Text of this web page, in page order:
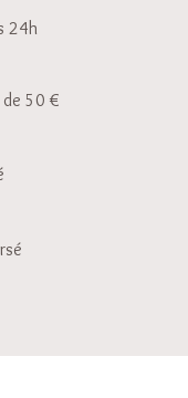
24h
50 €